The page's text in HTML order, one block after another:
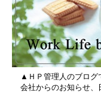
▲ＨＰ管理人のブログ
会社からのお知らせ